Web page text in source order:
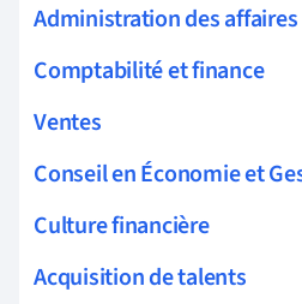
Administration des affaires
Comptabilité et finance
Ventes
Conseil en Économie et
Culture financière
Acquisition de talents